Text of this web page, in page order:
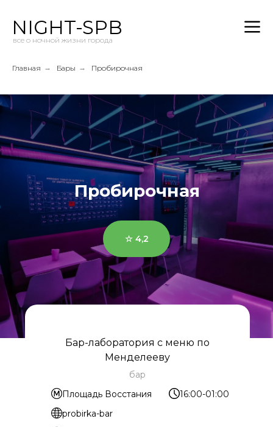
NIGHT-SPB
все о ночной жизни города
Главная → Бары → Пробирочная
☆ 4,2
Пробирочная
16:00-01:00
probirka-bar
Площадь Восстания
бар
Бар-лаборатория с меню по
Менделееву